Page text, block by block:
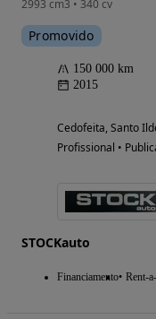
2993 cm3 • 340 cv
Promovido
150 000 km
2015
Cedofeita, Santo
Profissional •
STOCKauto
Financiamento Rent-